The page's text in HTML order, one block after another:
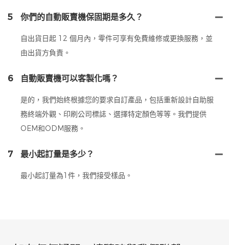
5 你們的自動販賣機保固期是多久？
自出貨日起 12 個月內，零件可享有免費維修或更換服務，並
由出貨方負責。
6 自動販賣機可以客製化嗎？
是的，我們始終根據您的要求自訂產品，包括重新設計自助服
務終端外觀、印刷公司標誌、選擇特定顏色等等。我們提供
OEM和ODM服務。
7 最小起訂量是多少？
最小起訂量為1件，我們接受樣品。